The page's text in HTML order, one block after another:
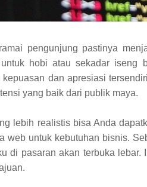
pengunjung pastinya
hobi atau sekadar iseng
kepuasan dan apresiasi
yang baik dari publik maya.
lebih realistis bisa Anda
web untuk kebutuhan bisnis.
di pasaran akan terbuka